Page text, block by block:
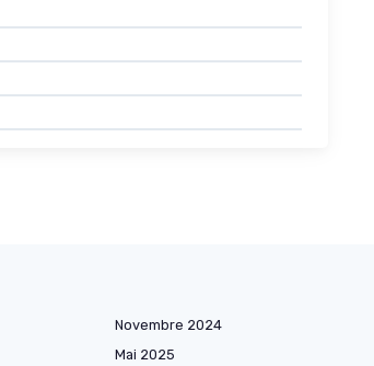
Novembre 2024
Mai 2025